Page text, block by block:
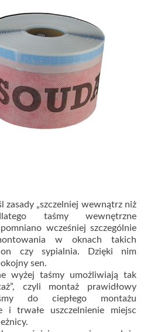
zasady „szczelniej wewnątrz niż
taśmy wewnętrzne
wcześniej szczególnie
w oknach takich
czy sypialnia. Dzięki nim
sen.
wyżej taśmy umożliwiają tak
czyli montaż prawidłowy
do ciepłego montażu
i trwałe uszczelnienie miejsc